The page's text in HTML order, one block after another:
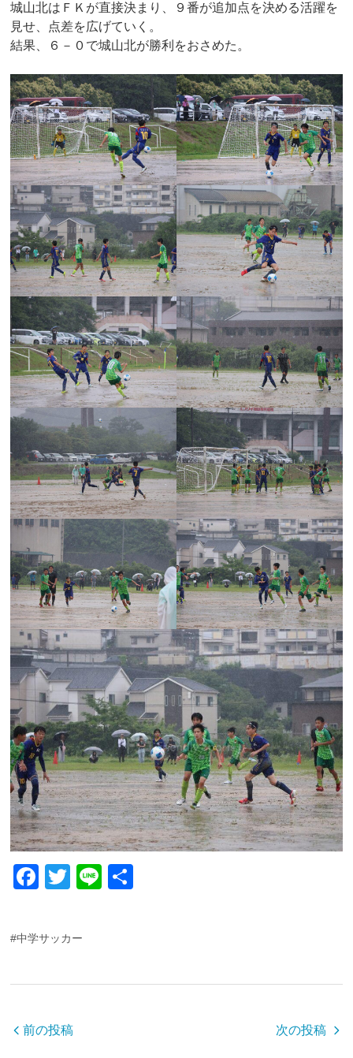
城山北はＦＫが直接決まり、９番が追加点を決める活躍を
見せ、点差を広げていく。
結果、６－０で城山北が勝利をおさめた。
F
c
e
b
o
T
Li
#中学サッカー
前の投稿 次の投稿